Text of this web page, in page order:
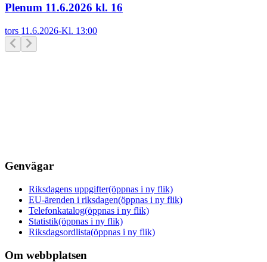
Plenum 11.6.2026 kl. 16
tors 11.6.2026-Kl. 13:00
Genvägar
Riksdagens uppgifter(öppnas i ny flik)
EU-ärenden i riksdagen(öppnas i ny flik)
Telefonkatalog(öppnas i ny flik)
Statistik(öppnas i ny flik)
Riksdagsordlista(öppnas i ny flik)
Om webbplatsen